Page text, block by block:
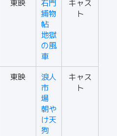
東映
右門
捕物
帖
地獄
の風
車
キャス
ト
東映
浪人
市
場
朝や
け天
狗
キャス
ト